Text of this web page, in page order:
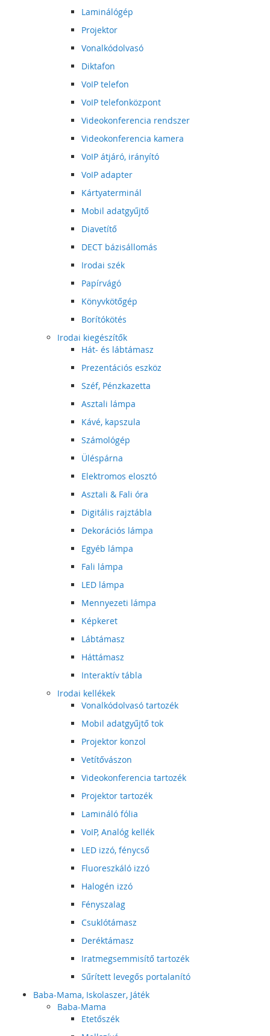
Laminálógép
Projektor
Vonalkódolvasó
Diktafon
VoIP telefon
VoIP telefonközpont
Videokonferencia rendszer
Videokonferencia kamera
VoIP átjáró, irányító
VoIP adapter
Kártyaterminál
Mobil adatgyűjtő
Diavetítő
DECT bázisállomás
Irodai szék
Papírvágó
Könyvkötőgép
Borítókötés
Irodai kiegészítők
Hát- és lábtámasz
Prezentációs eszköz
Széf, Pénzkazetta
Asztali lámpa
Kávé, kapszula
Számológép
Üléspárna
Elektromos elosztó
Asztali & Fali óra
Digitális rajztábla
Dekorációs lámpa
Egyéb lámpa
Fali lámpa
LED lámpa
Mennyezeti lámpa
Képkeret
Lábtámasz
Háttámasz
Interaktív tábla
Irodai kellékek
Vonalkódolvasó tartozék
Mobil adatgyűjtő tok
Projektor konzol
Vetítővászon
Videokonferencia tartozék
Projektor tartozék
Lamináló fólia
VoIP, Analóg kellék
LED izzó, fénycső
Fluoreszkáló izzó
Halogén izzó
Fényszalag
Csuklótámasz
Deréktámasz
Iratmegsemmisítő tartozék
Sűrített levegős portalanító
Baba-Mama, Iskolaszer, Játék
Baba-Mama
Etetőszék